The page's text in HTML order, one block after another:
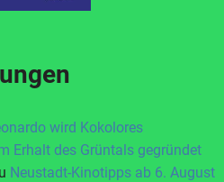
wird Kokolores
Erhalt des Grüntals gegründet
Neustadt-Kinotipps ab 6. August